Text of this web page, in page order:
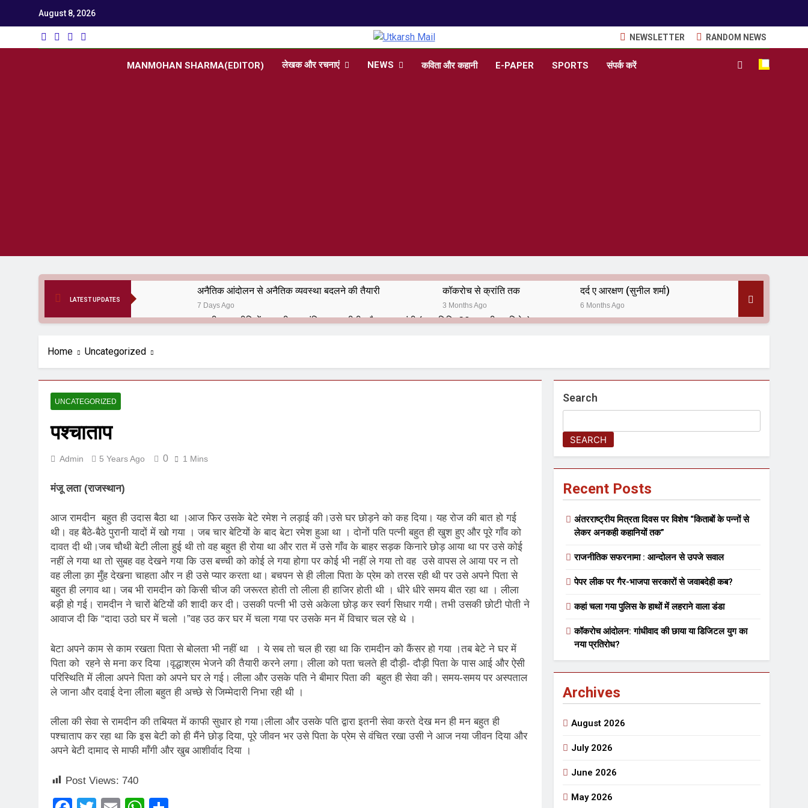
August 8, 2026
Utkarsh Mail
NEWSLETTER RANDOM NEWS
MANMOHAN SHARMA(EDITOR) लेखक और रचनाएं NEWS कविता और कहानी E-PAPER SPORTS संपर्क करें
LATEST UPDATES
अनैतिक आंदोलन से अनैतिक व्यवस्था बदलने की तैयारी
7 Days Ago
कॉकरोच से क्रांति तक
3 Months Ago
दर्द ए आरक्षण (सुनील शर्मा)
6 Months Ago
भारतीय राजनीति में आज भी प्रासांगिक एव अद्वीतीय है महात्मा गांधी (पुण्य तिथि-30 जनवरी पर विशेष)
हरियाणा सरकार के बाबा बंदा सिंह बहादुर की स्मृति में स्मारक निर्माण की दिशा में बढ़ते कदम
1 Year Ago
श्री चौरासिया ब्राह्मण समाज समन्वय समिति के व्दारा‌ ‘राष्ट्रीय प्रबुद्ध ब्राह्मण‌ महासम्मेलन‌’ का सफल आयोजन
1 Year Ago
अनुराधा प्रकाशन, नई दिल्ली द्वारा ‘पुस्तक लोकार्पण, काव्य गोष्ठी एवं सम्मान समारोह’ का भव्य आयोजन
2 Years Ago
कितना बदल गया इंसान’ (सम्पादकीय)
2 Years Ago
अबकी बार हुए न पार
2 Years Ago
दिल्ली की फ़िरदौस ख़ान को मिला बेस्ट वालंटियर अवॉर्ड–लाल बिहारी लाल
2 Years Ago
समाज सेवा मे तत्पर दानवीर परिवार
2 Years Ago
“अंतर्राष्ट्रीय महिला दिवस “ की बहुत बहुत बधाई
राम नाम लो प्रेम से – मनमोहन शर्मा ‘शरण’ (सम्पादकीय )
3 Years Ago
विश्व पुस्तक मेले (10-18 फरवरी) में अनुराधा प्रकाशन के स्टाल पर अपनी पुस्तक को प्रदर्शित/विमोचन हेतु संपर्क करें
3 Years Ago
3 Years Ago 3 Years Ago
सम्पादकीय : इंडिया / भारत , जी-20 में ‘भार-त’ का चमका सितारा
3 Years Ago
डॉक्टर सरोजिनी प्रीतम कहिन
श्री हनुमानजी का जन्म महोत्सव का भव्य आयोजन
Home Uncategorized
UNCATEGORIZED
पश्चाताप
Admin 5 Years Ago 0 1 Mins
मंजू लता (राजस्थान)
आज रामदीन बहुत ही उदास बैठा था ।आज फिर उसके बेटे रमेश ने लड़ाई की।उसे घर छोड़ने को कह दिया। यह रोज की बात हो गई
थी। वह बैठे-बैठे पुरानी यादों में खो गया । जब चार बेटियों के बाद बेटा रमेश हुआ था । दोनों पति पत्नी बहुत ही खुश हुए और पूरे गाँव को
दावत दी थी।जब चौथी बेटी लीला हुई थी तो वह बहुत ही रोया था और रात में उसे गाँव के बाहर सड़क किनारे छोड़ आया था पर उसे कोई
नहीं ले गया था तो सुबह वह देखने गया कि उस बच्ची को कोई ले गया होगा पर कोई भी नहीं ले गया तो वह उसे वापस ले आया पर न तो
वह लीला क़ा मुँह देखना चाहता और न ही उसे प्यार करता था। बचपन से ही लीला पिता के प्रेम को तरस रही थी पर उसे अपने पिता से
बहुत ही लगाव था। जब भी रामदीन को किसी चीज की जरूरत होती तो लीला ही हाजिर होती थी । धीरे धीरे समय बीत रहा था । लीला
बड़ी हो गई। रामदीन ने चारों बेटियों की शादी कर दी। उसकी पत्नी भी उसे अकेला छोड़ कर स्वर्ग सिधार गयी। तभी उसकी छोटी पोती ने
आवाज दी कि “दादा उठो घर में चलो ।”वह उठ कर घर में चला गया पर उसके मन में विचार चल रहे थे ।
बेटा अपने काम से काम रखता पिता से बोलता भी नहीं था । ये सब तो चल ही रहा था कि रामदीन को कैंसर हो गया ।तब बेटे ने घर में
पिता को रहने से मना कर दिया ।वृद्धाश्रम भेजने की तैयारी करने लगा। लीला को पता चलते ही दौड़ी- दौड़ी पिता के पास आई और ऐसी
परिस्थिति में लीला अपने पिता को अपने घर ले गई। लीला और उसके पति ने बीमार पिता की बहुत ही सेवा की। समय-समय पर अस्पताल
ले जाना और दवाई देना लीला बहुत ही अच्छे से जिम्मेदारी निभा रही थी ।
लीला की सेवा से रामदीन की तबियत में काफी सुधार हो गया।लीला और उसके पति द्वारा इतनी सेवा करते देख मन ही मन बहुत ही
पश्चाताप कर रहा था कि इस बेटी को ही मैंने छोड़ दिया, पूरे जीवन भर उसे पिता के प्रेम से वंचित रखा उसी ने आज नया जीवन दिया और
अपने बेटी दामाद से माफी माँगी और खुब आशीर्वाद दिया ।
Post Views: 740
Search
SEARCH
Recent Posts
अंतरराष्ट्रीय मित्रता दिवस पर विशेष “किताबों के पन्नों से
लेकर अनकही कहानियों तक”
राजनीतिक सफरनामा : आन्दोलन से उपजे सवाल
पेपर लीक पर गैर-भाजपा सरकारों से जवाबदेही कब?
कहां चला गया पुलिस के हाथों में लहराने वाला डंडा
कॉकरोच आंदोलन: गांधीवाद की छाया या डिजिटल युग का
नया प्रतिरोध?
Archives
August 2026
July 2026
June 2026
May 2026